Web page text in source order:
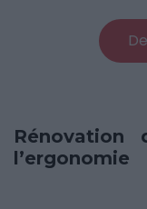
l’ergonomie